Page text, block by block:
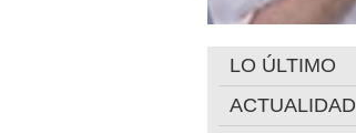
LO ÚLTIMO
ACTUALIDAD